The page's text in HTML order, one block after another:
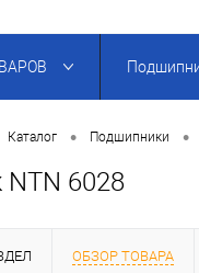
Каталог • Подшипники •
6028
ОБЗОР ТОВАРА